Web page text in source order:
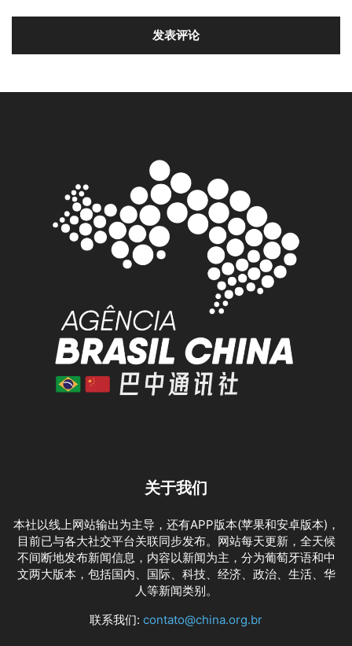
关于我们
本社以线上网站输出为主导，还有APP版本(苹果和安卓版本)，
目前已与各大社交平台关联同步发布。网站每天更新，全天候
不间断地发布新闻信息，内容以新闻为主，分为葡萄牙语和中
文两大版本，包括国内、国际、科技、经济、政治、生活、华
人等新闻类别。
联系我们: contato@china.org.br